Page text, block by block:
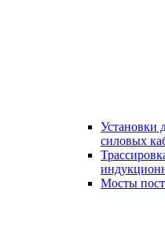
Установки
силовых
Мосты